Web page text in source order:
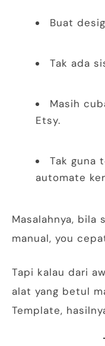
Buat
Tak ada
Masih
Etsy.
Tak guna
automate
Masalahnya, bila
manual, you
Tapi kalau dari
alat yang betul
Template,